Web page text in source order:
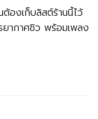
องเก็บลิสต์ร้านนี้ไว้
ากาศชิว พร้อมเพลง